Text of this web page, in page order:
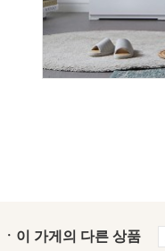
ㆍ이 가게의 다른 상품